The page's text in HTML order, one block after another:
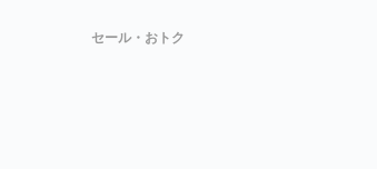
セール・おトク